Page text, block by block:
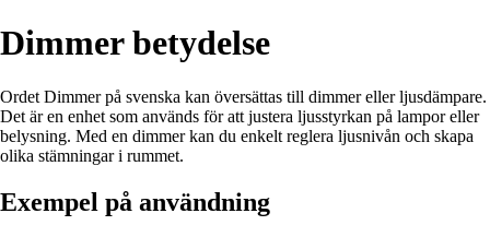
Dimmer betydelse
Ordet Dimmer på svenska kan översättas till dimmer eller ljusdämpare.
Det är en enhet som används för att justera ljusstyrkan på lampor eller
belysning. Med en dimmer kan du enkelt reglera ljusnivån och skapa
olika stämningar i rummet.
Exempel på användning